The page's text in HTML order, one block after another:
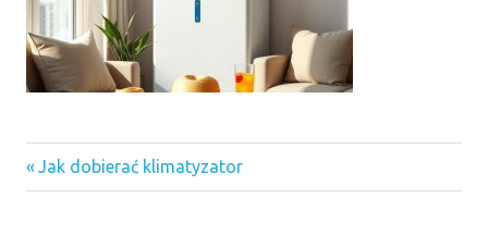
Nawigacja
Previous
Post:
Jak dobierać klimatyzator